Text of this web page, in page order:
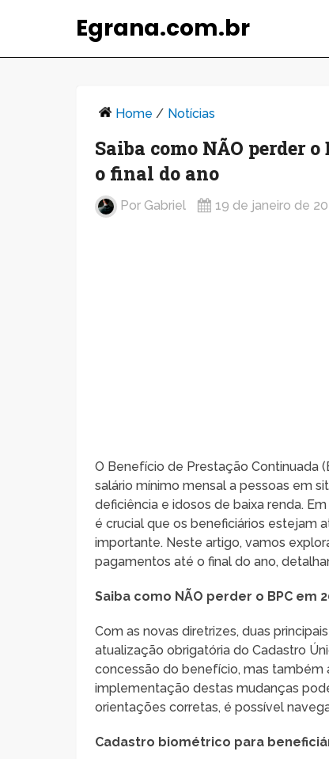
Egrana.com.br
Home / Notícias
Saiba como NÃO perder
o final do ano
Por Gabriel 19 de janeiro de
O Benefício de Prestação Continuada
salário mínimo mensal a pessoas em
deficiência e idosos de baixa renda.
é crucial que os beneficiários estejam
importante. Neste artigo, vamos
pagamentos até o final do ano,
Saiba como NÃO perder o BPC
Com as novas diretrizes, duas
atualização obrigatória do Cadastro
concessão do benefício, mas também
implementação destas mudanças
orientações corretas, é possível
Cadastro biométrico para